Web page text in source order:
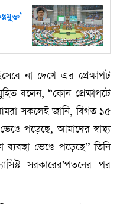
না দেখে এর প্রেক্ষাপট
বলেন, “কোন প্রেক্ষাপটে
সকলেই জানি, বিগত ১৫
পড়েছে, আমাদের স্বাস্থ্য
ব্যবস্থা ভেঙে পড়েছে” তিনি
সরকারের’পতনের পর